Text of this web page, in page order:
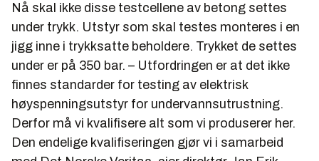
Nå skal ikke disse testcellene av betong settes
under trykk. Utstyr som skal testes monteres i en
jigg inne i trykksatte beholdere. Trykket de settes
under er på 350 bar. – Utfordringen er at det ikke
finnes standarder for testing av elektrisk
høyspenningsutstyr for undervannsutrustning.
Derfor må vi kvalifisere alt som vi produserer her.
Den endelige kvalifiseringen gjør vi i samarbeid